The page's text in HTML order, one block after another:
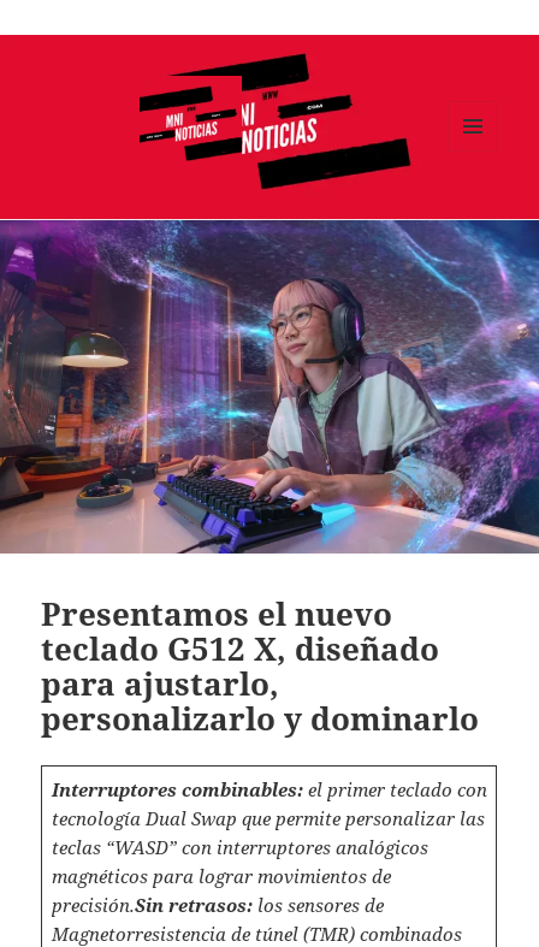
Ir
Presentamos el nuevo
teclado G512 X, diseñado
para ajustarlo,
personalizarlo y dominarlo
Interruptores combinables:el primer teclado con
tecnología Dual Swap que permite personalizar las
teclas “WASD” con interruptores analógicos
magnéticos para lograr movimientos de
precisión.Sin retrasos:los sensores de
Magnetorresistencia de túnel (TMR) combinados